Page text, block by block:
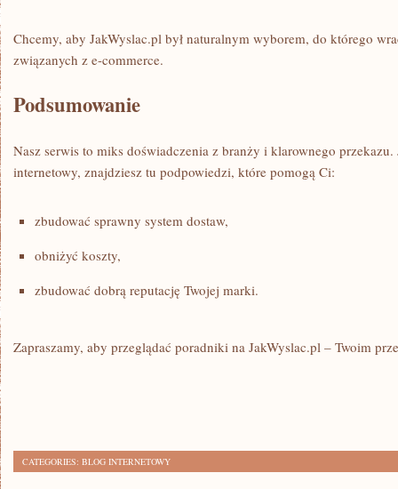
Chcemy, aby JakWyslac.pl był naturalnym wyborem, do którego
związanych z e-commerce.
Podsumowanie
Nasz serwis to miks doświadczenia z branży i klarownego
internetowy, znajdziesz tu podpowiedzi, które pomogą Ci:
zbudować sprawny system dostaw,
obniżyć koszty,
zbudować dobrą reputację Twojej marki.
Zapraszamy, aby przeglądać poradniki na JakWyslac.pl – Twoim
CATEGORIES: BLOG INTERNETOWY